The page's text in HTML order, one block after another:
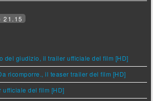
21.15
del giudizio, il trailer ufficiale del film [HD]
ricomporre., il teaser trailer del film [HD]
ufficiale del film [HD]